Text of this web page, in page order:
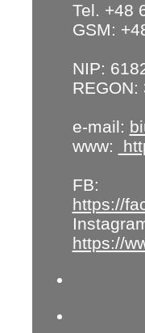
Tel. +48
GSM:
NIP:
REGON:
e-mail:
www:
FB:
https://
https://